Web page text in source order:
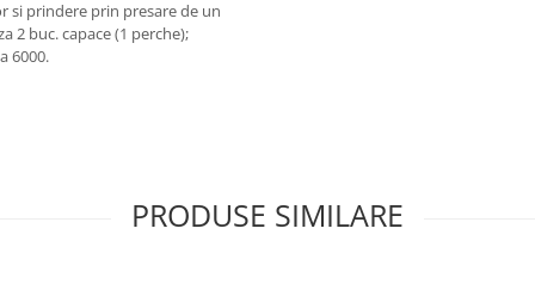
si prindere prin presare de un
2 buc. capace (1 perche);
6000.
PRODUSE SIMILARE